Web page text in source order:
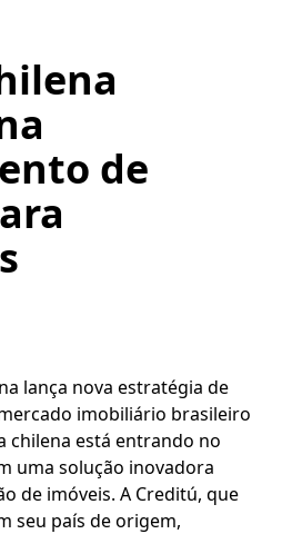
de
lança nova estratégia de
imobiliário brasileiro
chilena está entrando no
uma solução inovadora
de imóveis. A Creditú, que
seu país de origem,